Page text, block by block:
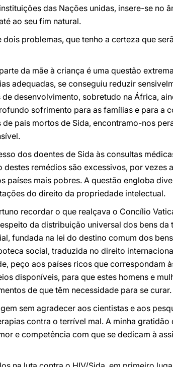
das Nações unidas, insere-se no
ao seu fim natural.
problemas, que tenho a certeza que
da mãe à criança é uma questão
adequadas, se conseguiu reduzir
desenvolvimento, sobretudo na África,
sofrimento para as famílias e para a
pais mortos de Sida, encontramo-nos
dos doentes de Sida às consultas
remédios são excessivos, por vezes
países mais pobres. A questão engloba
do direito da propriedade intelectual.
recordar o que realçava o Concílio
da distribuição universal dos bens
fundada na lei do destino comum dos
social, traduzida no direito
peço aos países ricos que correspondam
disponíveis, para que estes homens e
de que têm necessidade para se curar.
sem agradecer aos cientistas e aos
contra o terrível mal. A minha
e competência com que se dedicam à